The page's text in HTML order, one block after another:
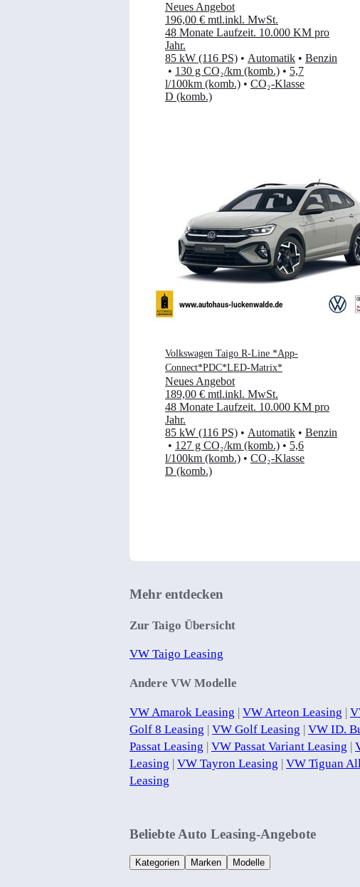
Neues Angebot
196,00 € mtl.inkl. MwSt.
48 Monate Laufzeit. 10.000 KM pro
Jahr.
85 kW (116 PS) • Automatik • Benzin
• 130 g CO₂/km (komb.) • 5,7
l/100km (komb.) • CO₂-Klasse
D (komb.)
Volkswagen Taigo R-Line *App-
Connect*PDC*LED-Matrix*
Neues Angebot
189,00 € mtl.inkl. MwSt.
48 Monate Laufzeit. 10.000 KM pro
Jahr.
85 kW (116 PS) • Automatik • Benzin
• 127 g CO₂/km (komb.) • 5,6
l/100km (komb.) • CO₂-Klasse
D (komb.)
Mehr entdecken
Zur Taigo Übersicht
VW Taigo Leasing
Andere VW Modelle
VW Amarok Leasing | VW Arteon Leasing |
Golf 8 Leasing | VW Golf Leasing | VW ID.
Passat Leasing | VW Passat Variant Leasing |
Leasing | VW Tayron Leasing | VW Tiguan
Leasing
Beliebte Auto Leasing-Angebote
Kategorien Marken Modelle